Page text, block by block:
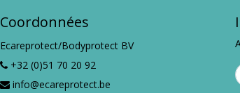
Coordonnées
Ecareprotect/Bodyprotect BV
+32 (0)51 70 20 92
info@ecareprotect.be